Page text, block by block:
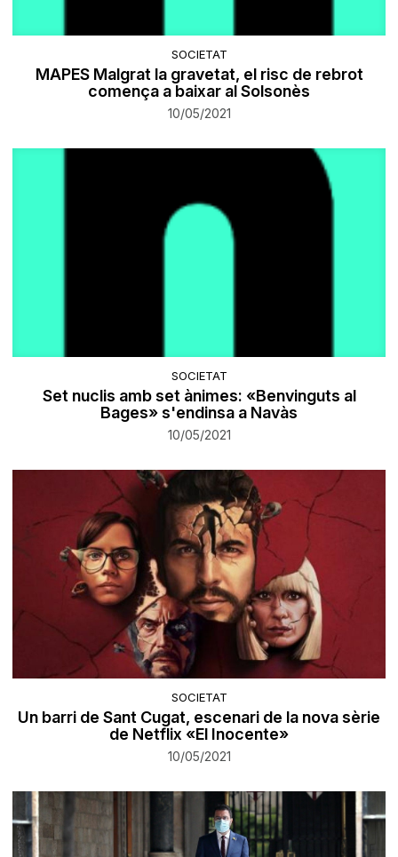
SOCIETAT
MAPES Malgrat la gravetat, el risc de rebrot
comença a baixar al Solsonès
10/05/2021
SOCIETAT
Set nuclis amb set ànimes: «Benvinguts al
Bages» s'endinsa a Navàs
10/05/2021
SOCIETAT
Un barri de Sant Cugat, escenari de la nova sèrie
de Netflix «El Inocente»
10/05/2021